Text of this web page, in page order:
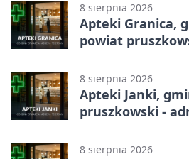
8 sierpnia 2026
Apteki Granica,
powiat
8 sierpnia 2026
Apteki Janki,
pruszkowski -
8 sierpnia 2026